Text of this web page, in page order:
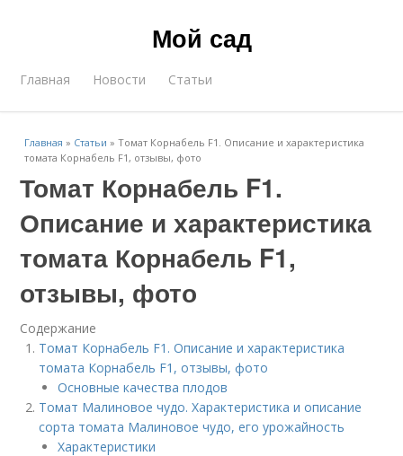
Мой сад
Главная Новости Статьи
Главная » Статьи »Томат Корнабель F1. Описание и характеристика
томата Корнабель F1, отзывы, фото
Томат Корнабель F1.
Описание и характеристика
томата Корнабель F1,
отзывы, фото
Содержание
Томат Корнабель F1. Описание и характеристика
томата Корнабель F1, отзывы, фото
Основные качества плодов
Томат Малиновое чудо. Характеристика и описание
сорта томата Малиновое чудо, его урожайность
Характеристики